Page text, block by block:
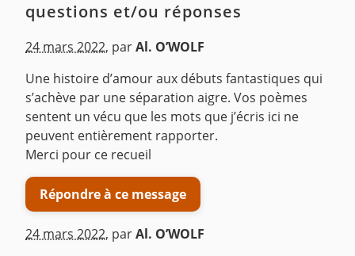
questions et/ou réponses
24 mars 2022, parAl. O’WOLF
Une histoire d’amour aux débuts fantastiques qui
s’achève par une séparation aigre. Vos poèmes
sentent un vécu que les mots que j’écris ici ne
peuvent entièrement rapporter.
Merci pour ce recueil
Répondre à ce message
24 mars 2022, parAl. O’WOLF